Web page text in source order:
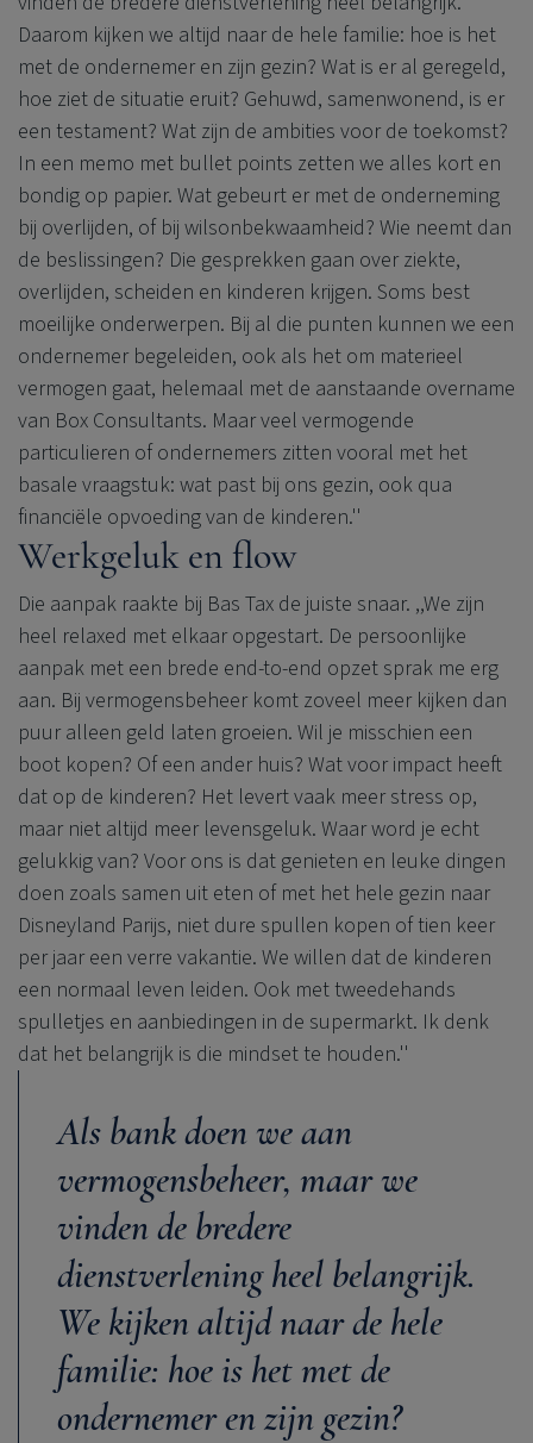
Daarom kijken we altijd naar de hele familie: hoe is het
met de ondernemer en zijn gezin? Wat is er al geregeld,
hoe ziet de situatie eruit? Gehuwd, samenwonend, is er
een testament? Wat zijn de ambities voor de toekomst?
In een memo met bullet points zetten we alles kort en
bondig op papier. Wat gebeurt er met de onderneming
bij overlijden, of bij wilsonbekwaamheid? Wie neemt dan
de beslissingen? Die gesprekken gaan over ziekte,
overlijden, scheiden en kinderen krijgen. Soms best
moeilijke onderwerpen. Bij al die punten kunnen we een
ondernemer begeleiden, ook als het om materieel
vermogen gaat, helemaal met de aanstaande overname
van Box Consultants. Maar veel vermogende
particulieren of ondernemers zitten vooral met het
basale vraagstuk: wat past bij ons gezin, ook qua
financiële opvoeding van de kinderen.''
Werkgeluk en flow
Die aanpak raakte bij Bas Tax de juiste snaar. ,,We zijn
heel relaxed met elkaar opgestart. De persoonlijke
aanpak met een brede end-to-end opzet sprak me erg
aan. Bij vermogensbeheer komt zoveel meer kijken dan
puur alleen geld laten groeien. Wil je misschien een
boot kopen? Of een ander huis? Wat voor impact heeft
dat op de kinderen? Het levert vaak meer stress op,
maar niet altijd meer levensgeluk. Waar word je echt
gelukkig van? Voor ons is dat genieten en leuke dingen
doen zoals samen uit eten of met het hele gezin naar
Disneyland Parijs, niet dure spullen kopen of tien keer
per jaar een verre vakantie. We willen dat de kinderen
een normaal leven leiden. Ook met tweedehands
spulletjes en aanbiedingen in de supermarkt. Ik denk
dat het belangrijk is die mindset te houden.''
Als bank doen we aan
vermogensbeheer, maar we
vinden de bredere
dienstverlening heel belangrijk.
We kijken altijd naar de hele
familie: hoe is het met de
ondernemer en zijn gezin?